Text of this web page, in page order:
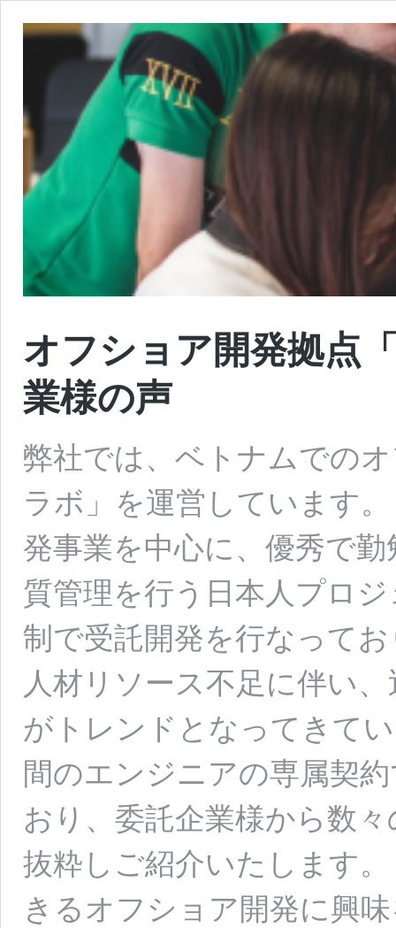
オフショア開発拠点
業様の声
弊社では、ベトナムでの
ラボ」を運営しています
発事業を中心に、優秀で
質管理を行う日本人プロ
制で受託開発を行なって
人材リソース不足に伴い
がトレンドとなってきて
間のエンジニアの専属契
おり、委託企業様から数
抜粋しご紹介いたします
きるオフショア開発に興